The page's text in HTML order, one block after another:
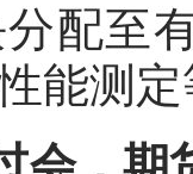
配至
能测